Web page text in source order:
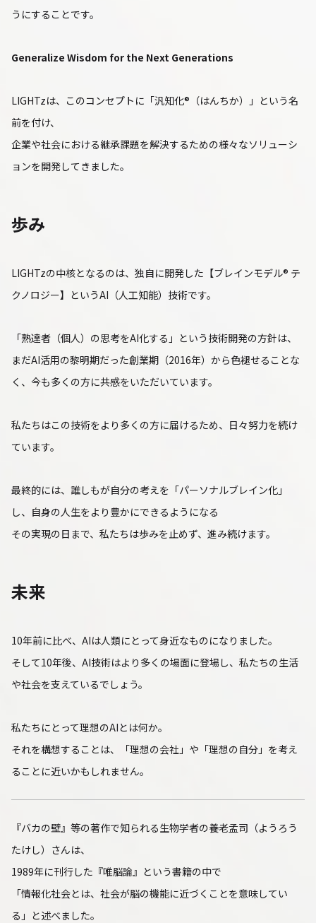
うにすることです。
Generalize Wisdom for the Next Generations
LIGHTzは、このコンセプトに「汎知化®（はんちか）」という名
前を付け、
企業や社会における継承課題を解決するための様々なソリューシ
ョンを開発してきました。
歩み
LIGHTzの中核となるのは、独自に開発した【ブレインモデル® テ
クノロジー】というAI（人工知能）技術です。
「熟達者（個人）の思考をAI化する」という技術開発の方針は、
まだAI活用の黎明期だった創業期（2016年）から色褪せることな
く、今も多くの方に共感をいただいています。
私たちはこの技術をより多くの方に届けるため、日々努力を続け
ています。
最終的には、誰しもが自分の考えを「パーソナルブレイン化」
し、自身の人生をより豊かにできるようになる
その実現の日まで、私たちは歩みを止めず、進み続けます。
未来
10年前に比べ、AIは人類にとって身近なものになりました。
そして10年後、AI技術はより多くの場面に登場し、私たちの生活
や社会を支えているでしょう。
私たちにとって理想のAIとは何か。
それを構想することは、「理想の会社」や「理想の自分」を考え
ることに近いかもしれません。
『バカの壁』等の著作で知られる生物学者の養老孟司（ようろう
たけし）さんは、
1989年に刊行した『唯脳論』という書籍の中で
「情報化社会とは、社会が脳の機能に近づくことを意味してい
る」と述べました。